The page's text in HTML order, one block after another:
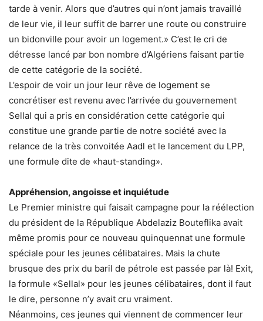
tarde à venir. Alors que d’autres qui n’ont jamais travaillé
de leur vie, il leur suffit de barrer une route ou construire
un bidonville pour avoir un logement.» C’est le cri de
détresse lancé par bon nombre d’Algériens faisant partie
de cette catégorie de la société.
L’espoir de voir un jour leur rêve de logement se
concrétiser est revenu avec l’arrivée du gouvernement
Sellal qui a pris en considération cette catégorie qui
constitue une grande partie de notre société avec la
relance de la très convoitée Aadl et le lancement du LPP,
une formule dite de «haut-standing».
Appréhension, angoisse et inquiétude
Le Premier ministre qui faisait campagne pour la réélection
du président de la République Abdelaziz Bouteflika avait
même promis pour ce nouveau quinquennat une formule
spéciale pour les jeunes célibataires. Mais la chute
brusque des prix du baril de pétrole est passée par là! Exit,
la formule «Sellal» pour les jeunes célibataires, dont il faut
le dire, personne n’y avait cru vraiment.
Néanmoins, ces jeunes qui viennent de commencer leur